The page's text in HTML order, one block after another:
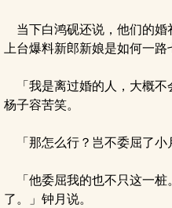
当下白鸿砚还说，他们的婚
上台爆料新郎新娘是如何一路
「我是离过婚的人，大概不
杨子容苦笑。
「那怎么行？岂不委屈了小
「他委屈我的也不只这一桩
了。」钟月说。